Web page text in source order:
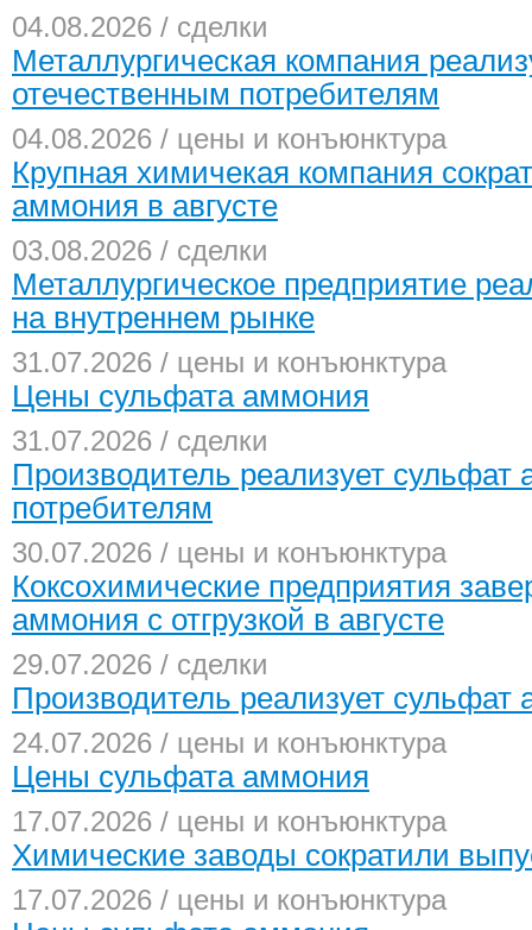
04.08.2026 / сделки
Металлургическая компания
отечественным потребителям
04.08.2026 / цены и конъюнктура
Крупная химичекая компания
аммония в августе
03.08.2026 / сделки
Металлургическое предприятие
на внутреннем рынке
31.07.2026 / цены и конъюнктура
Цены сульфата аммония
31.07.2026 / сделки
Производитель реализует
потребителям
30.07.2026 / цены и конъюнктура
Коксохимические предприятия
аммония с отгрузкой в августе
29.07.2026 / сделки
Производитель реализует сульфат
24.07.2026 / цены и конъюнктура
Цены сульфата аммония
17.07.2026 / цены и конъюнктура
Химические заводы сократили
17.07.2026 / цены и конъюнктура